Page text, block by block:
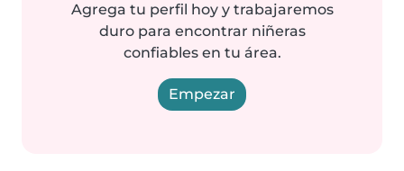
Agrega tu perfil hoy y trabajaremos
duro para encontrar niñeras
confiables en tu área.
Empezar